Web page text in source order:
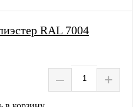
RAL 7004
– +